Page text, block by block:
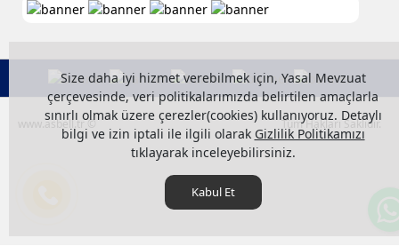
Size daha iyi hizmet verebilmek için, Yasal Mevzuat
çerçevesinde, veri politikalarımızda belirtilen amaçlarla
sınırlı olmak üzere çerezler(cookies) kullanıyoruz. Detaylı
bilgi ve izin iptali ile ilgili olarak Gizlilik Politikamızı
tıklayarak inceleyebilirsiniz.
Kabul Et
www.asbell.tr © Tüm Hakları Saklıdır.